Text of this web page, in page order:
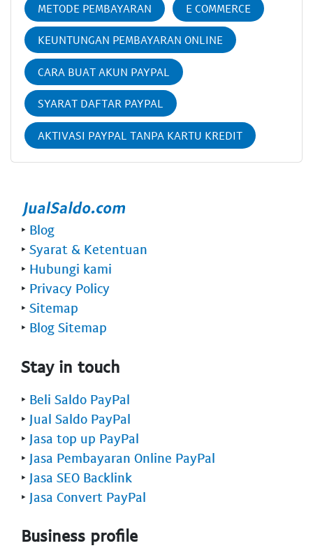
METODE PEMBAYARAN E COMMERCE
KEUNTUNGAN PEMBAYARAN ONLINE
CARA BUAT AKUN PAYPAL
SYARAT DAFTAR PAYPAL
AKTIVASI PAYPAL TANPA KARTU KREDIT
‣ Blog
‣ Syarat & Ketentuan
‣ Hubungi kami
‣ Privacy Policy
‣ Sitemap
‣ Blog Sitemap
Stay in touch
‣ Beli Saldo PayPal
‣ Jual Saldo PayPal
‣ Jasa top up PayPal
‣ Jasa Pembayaran Online PayPal
‣ Jasa SEO Backlink
‣ Jasa Convert PayPal
Business profile